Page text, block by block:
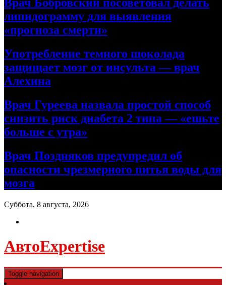
липидограмму для выявления
«прогноза смерти»
Употребление темного шоколада
защищает мозг от инсульта — врач
Алехина
Врач Гуреева назвала простой способ
снизить риск диабета 2 типа — «ешьте
больше с утра»
Врач Поздняков предупредил об
опасности чрезмерного питья воды для
мозга
Суббота, 8 августа, 2026
АвтоExpertise
Toggle navigation